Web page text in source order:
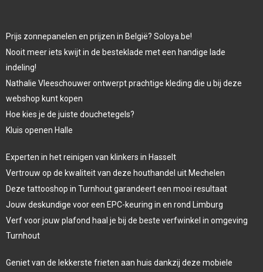
Prijs zonnepanelen en prijzen in België? Soloya.be!
Nooit meer iets kwijt in de besteklade met een handige lade
indeling!
Nathalie Vleeschouwer ontwerpt prachtige kleding die u bij deze
webshop kunt kopen
Hoe kies je de juiste douchetegels?
Kluis openen Halle
Experten in het reinigen van klinkers in Hasselt
Vertrouw op de kwaliteit van deze houthandel uit Mechelen
Deze tattooshop in Turnhout garandeert een mooi resultaat
Jouw deskundige voor een EPC-keuring in en rond Limburg
Verf voor jouw plafond haal je bij de beste verfwinkel in omgeving
Turnhout
Geniet van de lekkerste frieten aan huis dankzij deze mobiele